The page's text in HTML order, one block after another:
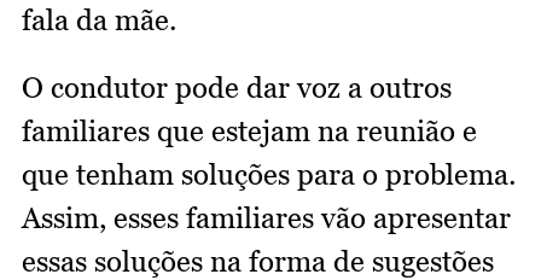
fala da mãe.
O condutor pode dar voz a outros
familiares que estejam na reunião e
que tenham soluções para o problema.
Assim, esses familiares vão apresentar
essas soluções na forma de sugestões